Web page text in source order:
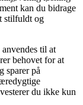
kan du bidrage
stilfuldt og
til at
behovet for at
sparer på
du ikke kun